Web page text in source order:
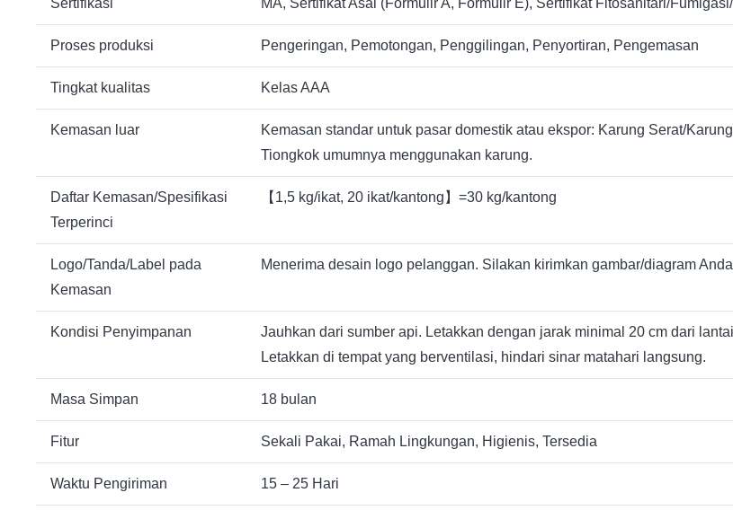
Proses produksi Pengeringan, Pemotongan, Penggilingan, Penyortiran, Pengemasan
Tingkat kualitas Kelas AAA
Kemasan luar
Kemasan standar untuk pasar domestik atau ekspor: Karung Serat/
Tiongkok umumnya menggunakan karung.
Daftar Kemasan/Spesifikasi
Terperinci
【1,5 kg/ikat, 20 ikat/kantong】=30 kg/kantong
Logo/Tanda/Label pada
Kemasan
Menerima desain logo pelanggan. Silakan kirimkan gambar/diagram
Kondisi Penyimpanan
Jauhkan dari sumber api. Letakkan dengan jarak minimal 20 cm dari
Letakkan di tempat yang berventilasi, hindari sinar matahari langsung.
Masa Simpan 18 bulan
Fitur Sekali Pakai, Ramah Lingkungan, Higienis, Tersedia
Waktu Pengiriman 15 – 25 Hari